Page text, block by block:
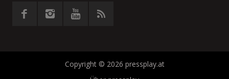
Copyright © 2026 pressplay.at